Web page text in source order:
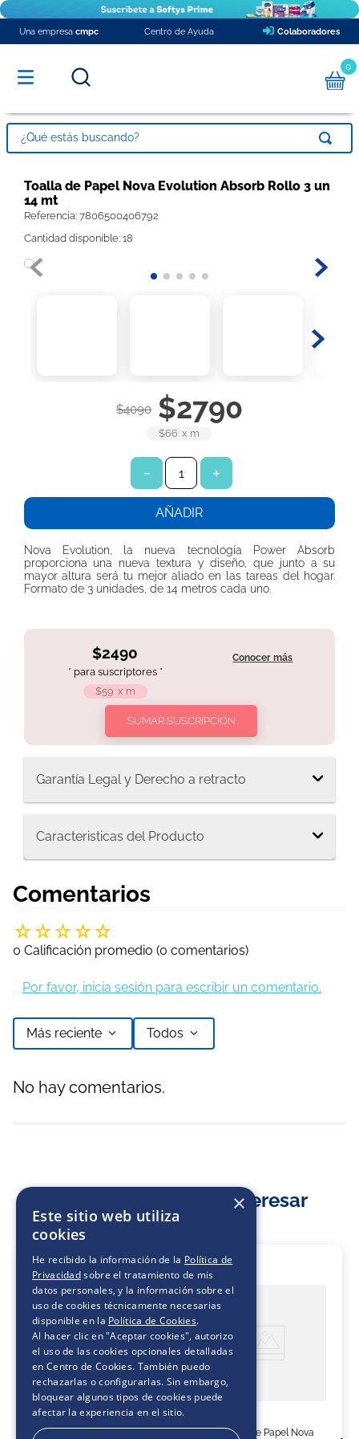
Una empresa cmpc Centro de Ayuda Colaboradores
0
¿Qué estás buscando?
Toalla de Papel Nova Evolution Absorb Rollo 3 un
14 mt
Referencia: 7806500406792
Cantidad disponible: 18
$4090 $2790
$66 x m
＋
－
AÑADIR
Nova Evolution, la nueva tecnología Power Absorb
proporciona una nueva textura y diseño, que junto a su
mayor altura será tu mejor aliado en las tareas del hogar.
Formato de 3 unidades, de 14 metros cada uno.
$2490
* para suscriptores *
$59 x m
Conocer más
SUMAR SUSCRIPCIÓN
Garantía Legal y Derecho a retracto
Caracteristicas del Producto
Comentarios
☆☆☆☆☆
0 Calificación promedio (0 comentarios)
Por favor, inicia sesión para escribir un comentario.
Más reciente Todos
No hay comentarios.
También Te Podría Interesar
27 %
Toalla de Papel Nova
23 %
Toalla de Papel Nova
×
Este sitio web utiliza
cookies
He recibido la información de la Política de
Privacidadsobre el tratamiento de mis
datos personales, y la información sobre el
uso de cookies técnicamente necesarias
disponible en la Política de Cookies.
Al hacer clic en "Aceptar cookies", autorizo
el uso de las cookies opcionales detalladas
en Centro de Cookies. También puedo
rechazarlas o configurarlas. Sin embargo,
bloquear algunos tipos de cookies puede
afectar la experiencia en el sitio.
TÉRMINOS MÁS BUSCADOS
1.
pañales
papel higienico
3.
protector diario ladysoft protección ultradelgada tela suave